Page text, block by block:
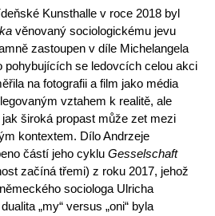
Kunsthalle v roce 2018 byl
věnovaný sociologickému jevu
zastoupen v díle Michelangela
pohybujících se ledovcích celou akci
na fotografii a film jako média
vztahem k realitě, ale
široká propast může zet mezi
kontextem. Dílo Andrzeje
částí jeho cyklu Gesselschaft
začíná třemi) z roku 2017, jehož
sociologa Ulricha
„my“ versus „oni“ byla